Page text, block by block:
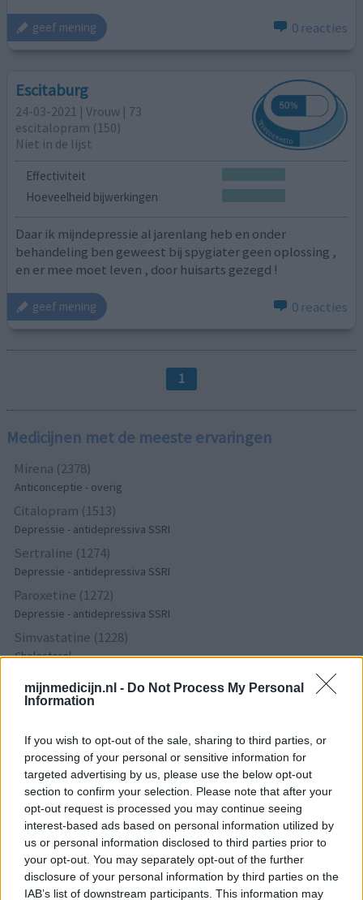
mijnmedicijn.nl - Do Not Process My Personal
Information
If you wish to opt-out of the sale, sharing to third parties, or
processing of your personal or sensitive information for
targeted advertising by us, please use the below opt-out
section to confirm your selection. Please note that after your
opt-out request is processed you may continue seeing
interest-based ads based on personal information utilized by
us or personal information disclosed to third parties prior to
your opt-out. You may separately opt-out of the further
disclosure of your personal information by third parties on the
IAB’s list of downstream participants. This information may
geef mening 0 reacties
Escitaburg
24-03-2021 | Vrouw | 73
escitalopram (150)
Niet in de lijst
Effectiviteit
Hoeveelheid bijwerkingen
Daar ik mijndepressie al jarenlang heb en onder
behandeling ben geweest bij spygiater geen oplossing ,
en er mee moet leven , door huisarts gezegd !
geef mening 0 reacties
1
Medicijnen met de meeste ervaringen
Mirena (2378)
Anticonceptie - overig
Citalopram (1513)
Depressie - antidepressiva SSRI
Sertraline (1274)
Depressie - antidepressiva SSRI
Paroxetine (1272)
Depressie - antidepressiva SSRI
Simvastatine (1228)
Cholesterol
Champix (1187)
Verslavingsziekten
Depressie - antidepressiva overig
Tramadol (939)
Pijn - morfine-achtigen
Thyrax Duotab (882)
Schildklier - hypothyroidie (traagwerkend)
Omeprazol (848)
Maagzuur - protonpompremmers
Metoprolol (817)